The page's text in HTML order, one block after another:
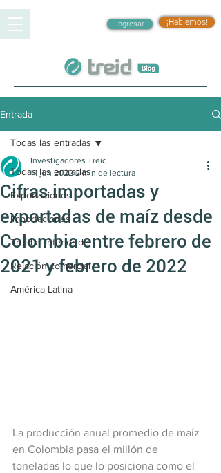
¡Hablemos!
Ingresar
Entrada
Todas las entradas
Exportaciones
Importaciones
Treid al interior de
Relación comercial
América Latina
Todas las entradas
Cifras importadas y
exportadas de maíz desde
Colombia entre febrero de
2021 y febrero de 2022
Investigadores Treid
14 jun 2022 2 min de lectura
La producción anual promedio de maíz
en Colombia pasa el millón de
toneladas lo que lo posiciona como el